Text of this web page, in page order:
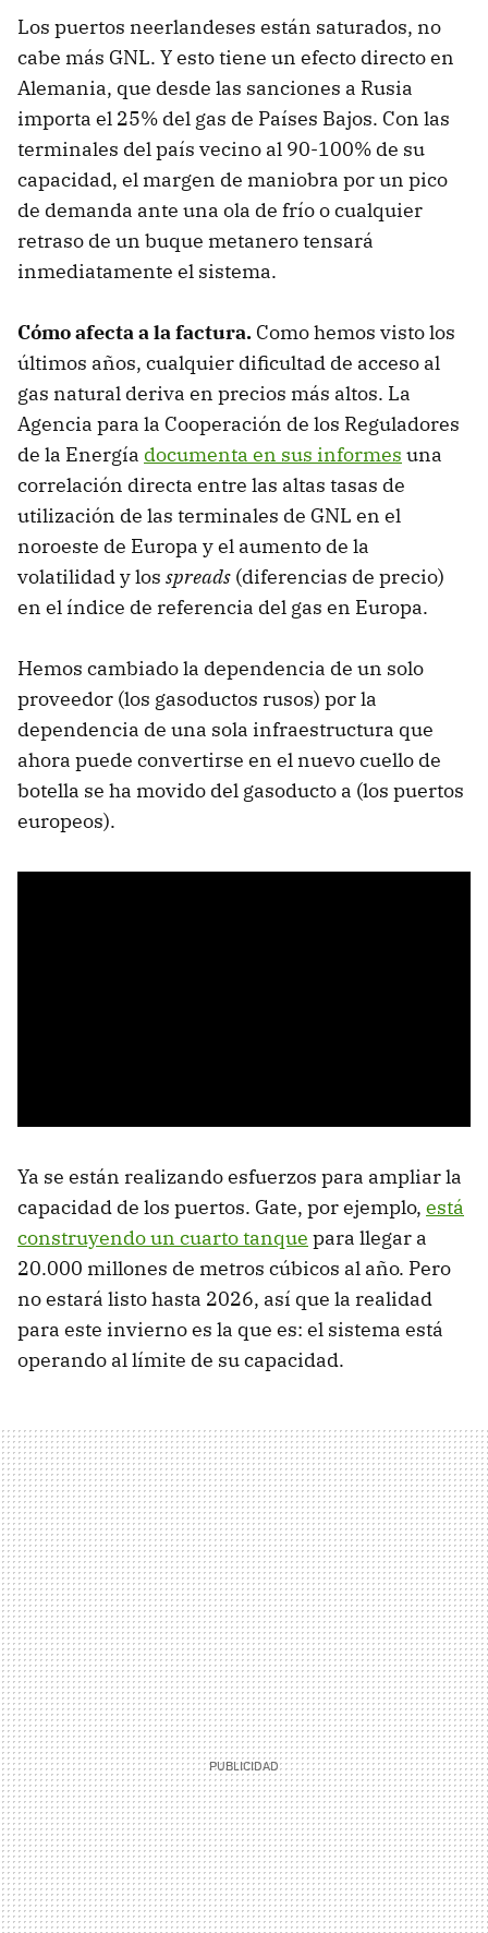
Los puertos neerlandeses están saturados, no
cabe más GNL. Y esto tiene un efecto directo en
Alemania, que desde las sanciones a Rusia
importa el 25% del gas de Países Bajos. Con las
terminales del país vecino al 90-100% de su
capacidad, el margen de maniobra por un pico
de demanda ante una ola de frío o cualquier
retraso de un buque metanero tensará
inmediatamente el sistema.
Cómo afecta a la factura. Como hemos visto los
últimos años, cualquier dificultad de acceso al
gas natural deriva en precios más altos. La
Agencia para la Cooperación de los Reguladores
de la Energía documenta en sus informes una
correlación directa entre las altas tasas de
utilización de las terminales de GNL en el
noroeste de Europa y el aumento de la
volatilidad y los spreads (diferencias de precio)
en el índice de referencia del gas en Europa.
Hemos cambiado la dependencia de un solo
proveedor (los gasoductos rusos) por la
dependencia de una sola infraestructura que
ahora puede convertirse en el nuevo cuello de
botella se ha movido del gasoducto a (los puertos
europeos).
Ya se están realizando esfuerzos para ampliar la
capacidad de los puertos. Gate, por ejemplo, está
construyendo un cuarto tanque para llegar a
20.000 millones de metros cúbicos al año. Pero
no estará listo hasta 2026, así que la realidad
para este invierno es la que es: el sistema está
operando al límite de su capacidad.